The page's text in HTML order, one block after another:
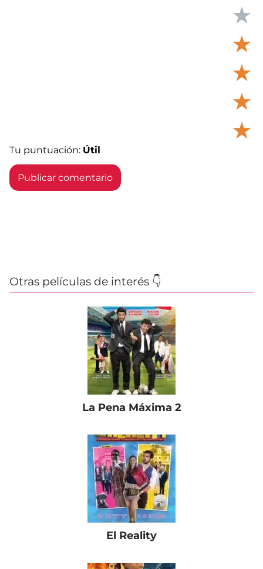
★
★
★
★
★
Tu puntuación: Útil
Otras películas de interés 👇
La Pena Máxima 2
El Reality